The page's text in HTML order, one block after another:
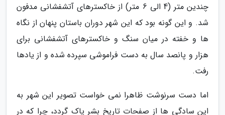
چندین متر (4 الی 6 متر) از خاکسترهای آتشفشانی مدفون
شد. و این گونه بود که این شهر دوران باستان پنهان از نگاه
ها و خفته در میان سنگ و خاکسترهای آتشفشانی برای
هزار و پانصد سال به دست فراموشی سپرده شده و از یادها
رفت.
اما دست سرنوشت ظاهرا نمی خواست تصویر این شهر به
این سادگی ها از صفحات تاریخ بشر پاک گردد، چرا که در